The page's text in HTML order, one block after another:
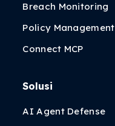
Breach Monitoring
Policy Management
Connect MCP
Solusi
AI Agent Defense